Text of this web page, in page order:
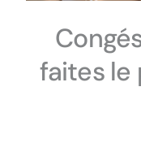
faites le